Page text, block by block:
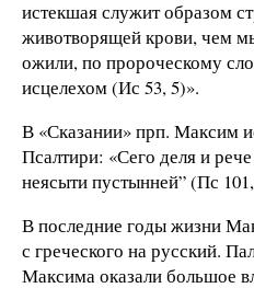
истекшая служит образом
животворящей крови, чем
ожили, по пророческому
исцелехом (Ис 53, 5)».
В «Сказании» прп. Максим
Псалтири: «Сего деля и
неясыти пустынней” (Пс
В последние годы жизни
с греческого на русский.
Максима оказали большое